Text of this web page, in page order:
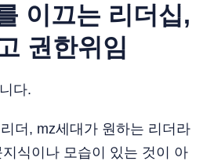
이끄는 리더십,
권한위임
다.
더, mz세대가 원하는 리더라
식이나 모습이 있는 것이 아